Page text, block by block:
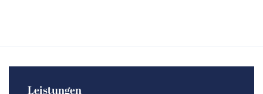
Leistungen